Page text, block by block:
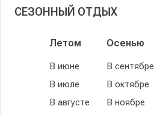
СЕЗОННЫЙ ОТДЫХ
Летом
В июне
В июле
В августе
Осенью
В сентябре
В октябре
В ноябре